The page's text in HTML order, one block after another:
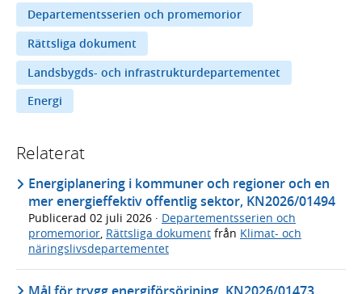
Departementsserien och promemorior
Rättsliga dokument
Landsbygds- och infrastrukturdepartementet
Energi
Relaterat
Energiplanering i kommuner och regioner och en
mer energieffektiv offentlig sektor, KN2026/01494
Publicerad 02 juli 2026 · Departementsserien och
promemorior, Rättsliga dokument från Klimat- och
näringslivsdepartementet